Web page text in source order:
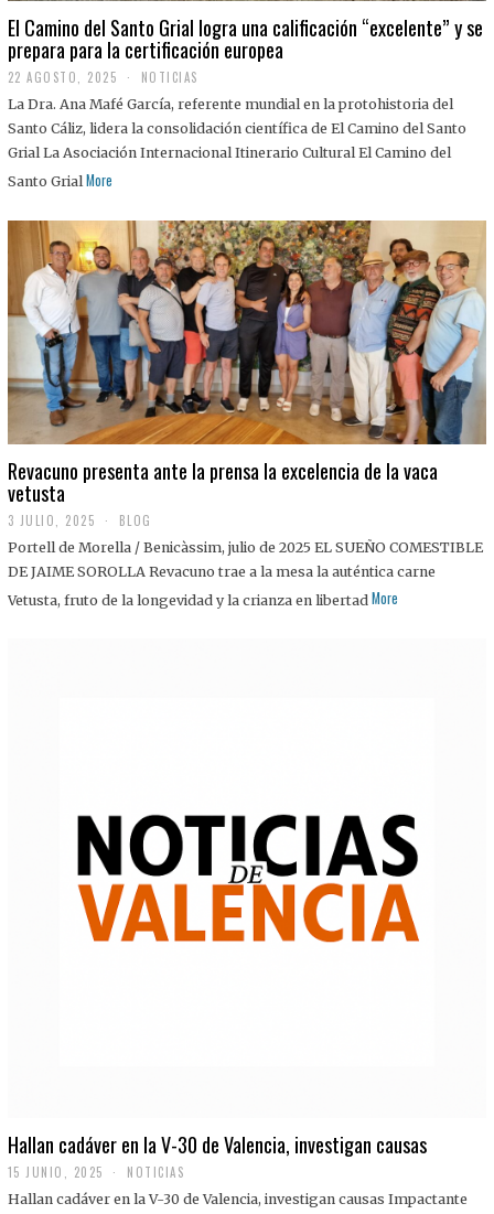
El Camino del Santo Grial logra una calificación “excelente” y se
prepara para la certificación europea
22 AGOSTO, 2025
2
A
G
O
S
2
5
NOTICIAS
La Dra. Ana Mafé García, referente mundial en la protohistoria del
Santo Cáliz, lidera la consolidación científica de El Camino del Santo
Grial La Asociación Internacional Itinerario Cultural El Camino del
Santo Grial More
Revacuno presenta ante la prensa la excelencia de la vaca
vetusta
3 JULIO, 2025
J
U
I
BLOG
Portell de Morella / Benicàssim, julio de 2025 EL SUEÑO COMESTIBLE
DE JAIME SOROLLA Revacuno trae a la mesa la auténtica carne
Vetusta, fruto de la longevidad y la crianza en libertad More
Hallan cadáver en la V-30 de Valencia, investigan causas
15 JUNIO, 2025 NOTICIAS
Hallan cadáver en la V-30 de Valencia, investigan causas Impactante